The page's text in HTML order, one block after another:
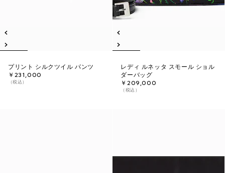
プリント シルクツイル パンツ
￥231,000
（税込）
レディ ルネッタ スモール ショル
ダーバッグ
￥209,000
（税込）